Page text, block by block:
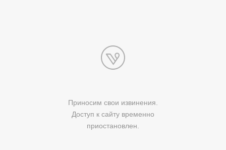
Приносим свои извинения.
Доступ к сайту временно
приостановлен.